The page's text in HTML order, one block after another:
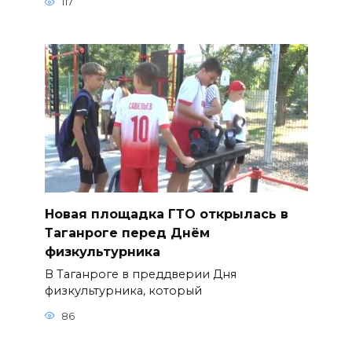
Новая площадка ГТО открылась в
Таганроге перед Днём
физкультурника
В Таганроге в преддверии Дня
физкультурника, который
86